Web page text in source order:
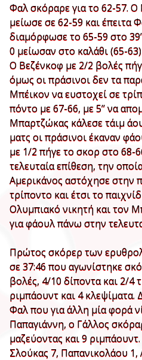
Φαλ σκόραρε για το 62-57.
μείωσε σε 62-59 και έπειτα
διαμόρφωσε το 65-59 στο
0 μείωσαν στο καλάθι (65-63)
Ο Βεζένκοφ με 2/2 βολές
όμως οι πράσινοι δεν τα
Μπέικον να ευστοχεί σε
πόντο με 67-66, με 5’’ να
Μπαρτζώκας κάλεσε τάιμ
ματς οι πράσινοι έκαναν
με 1/2 πήγε το σκορ στο 68-
τελευταία επίθεση, την
Αμερικάνος αστόχησε στην
τρίποντο και έτσι το
Ολυμπιακό νικητή και τον
για φάουλ πάνω στην
Πρώτος σκόρερ των
σε 37:46 που αγωνίστηκε
βολές, 4/10 δίποντα και 2/4
ριμπάουντ και 4 κλεψίματα.
Φαλ που για άλλη μία φορά
Παπαγιάννη, ο Γάλλος
μαζεύοντας και 9
Σλούκας 7, Παπανικολάου 1,